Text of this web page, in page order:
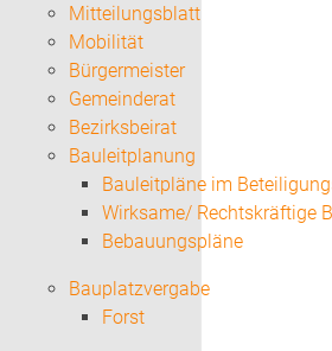
Mitteilungsblatt
Mobilität
Bürgermeister
Gemeinderat
Bezirksbeirat
Bauleitplanung
Bauleitpläne im
Wirksame/ Rechtskräftige
Bebauungspläne
Bauplatzvergabe
Forst